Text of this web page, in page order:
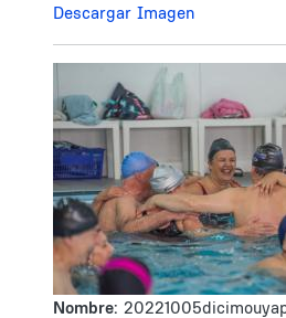
Descargar Imagen
Nombre: